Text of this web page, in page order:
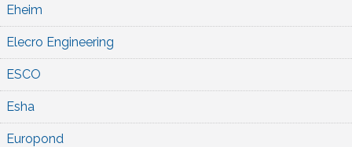
Eheim
Elecro Engineering
ESCO
Esha
Europond